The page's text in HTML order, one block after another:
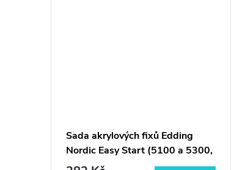
Sada akrylových fixů Edding
Nordic Easy Start (5100 a 5300,
8ks)